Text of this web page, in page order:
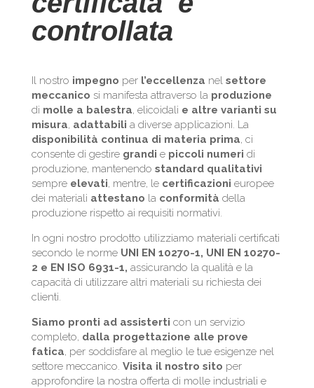
controllata
Il nostro impegno per l’eccellenza nel settore
meccanico si manifesta attraverso la produzione
di molle a balestra, elicoidali e altre varianti su
misura, adattabili a diverse applicazioni. La
disponibilità continua di materia prima, ci
consente di gestire grandi e piccoli numeri di
produzione, mantenendo standard qualitativi
sempre elevati, mentre, le certificazioni europee
dei materiali attestano la conformità della
produzione rispetto ai requisiti normativi.
In ogni nostro prodotto utilizziamo materiali certificati
secondo le norme UNI EN 10270-1, UNI EN 10270-
2 e EN ISO 6931-1, assicurando la qualità e la
capacità di utilizzare altri materiali su richiesta dei
clienti.
Siamo pronti ad assisterti con un servizio
completo, dalla progettazione alle prove
fatica, per soddisfare al meglio le tue esigenze nel
settore meccanico. Visita il nostro sito per
approfondire la nostra offerta di molle industriali e